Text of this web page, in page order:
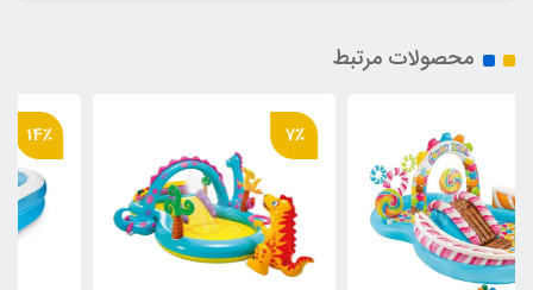
محصولات مرتبط
7٪